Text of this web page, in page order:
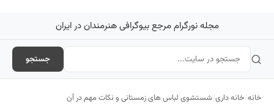
مجله نورگرام مرجع بیوگرافی هنرمندان در ایران
جستجو
خانه/خانه داری/شستشوی لباس های زمستانی و نکات مهم در آن